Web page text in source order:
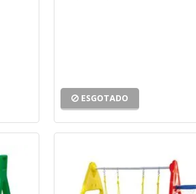
ESGOTADO